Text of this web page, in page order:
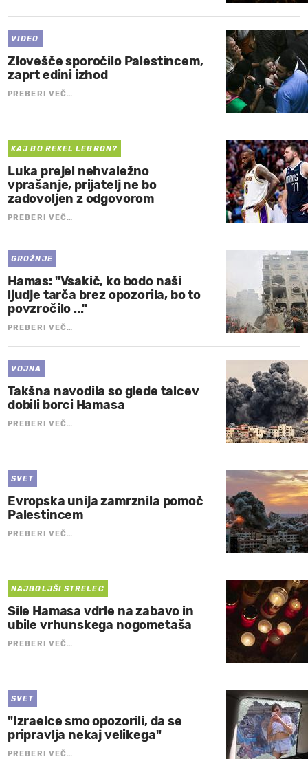
VIDEO
Zlovešče sporočilo Palestincem,
zaprt edini izhod
PREBERI VEČ…
KAJ BO REKEL LEBRON?
Luka prejel nehvaležno
vprašanje, prijatelj ne bo
zadovoljen z odgovorom
PREBERI VEČ…
GROŽNJE
Hamas: "Vsakič, ko bodo naši
ljudje tarča brez opozorila, bo to
povzročilo ..."
PREBERI VEČ…
VOJNA
Takšna navodila so glede talcev
dobili borci Hamasa
PREBERI VEČ…
SVET
Evropska unija zamrznila pomoč
Palestincem
PREBERI VEČ…
NAJBOLJŠI STRELEC
Sile Hamasa vdrle na zabavo in
ubile vrhunskega nogometaša
PREBERI VEČ…
SVET
"Izraelce smo opozorili, da se
pripravlja nekaj velikega"
PREBERI VEČ…